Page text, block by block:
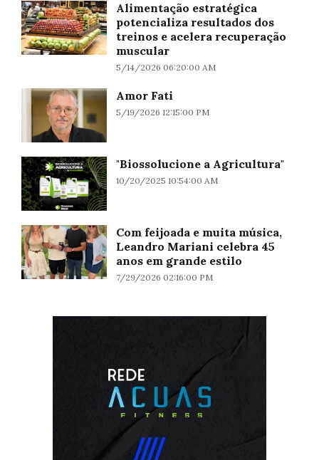
Alimentação estratégica
potencializa resultados dos
treinos e acelera recuperação
muscular
5/14/2026 06:20:00 AM
Amor Fati
5/19/2026 12:15:00 PM
"Biossolucione a Agricultura"
10/20/2025 10:54:00 AM
Com feijoada e muita música,
Leandro Mariani celebra 45
anos em grande estilo
7/29/2026 02:16:00 PM